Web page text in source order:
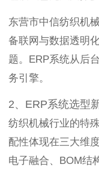
东营市中信纺织机
备联网与数据透明
题。ERP系统从后
务引擎。
2、ERP系统选型
纺织机械行业的特
配性体现在三大维
电子融合、BOM结